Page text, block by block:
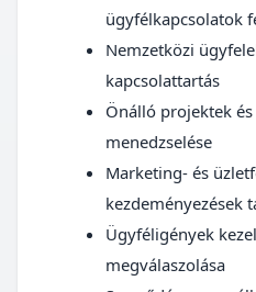
ügyfélkapcsolatok
Nemzetközi
kapcsolattartás
Önálló projektek
menedzselése
Marketing- és
kezdeményezések
Ügyféligények
megválaszolása